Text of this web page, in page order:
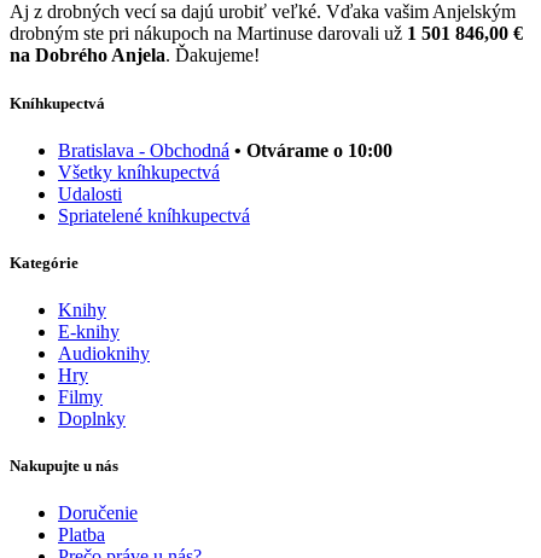
Aj z drobných vecí sa dajú urobiť veľké. Vďaka vašim Anjelským
drobným ste pri nákupoch na Martinuse darovali už 1 501 846,00 €
na Dobrého Anjela. Ďakujeme!
Kníhkupectvá
Bratislava - Obchodná • Otvárame o 10:00
Všetky kníhkupectvá
Udalosti
Spriatelené kníhkupectvá
Kategórie
Knihy
E-knihy
Audioknihy
Hry
Filmy
Doplnky
Nakupujte u nás
Doručenie
Platba